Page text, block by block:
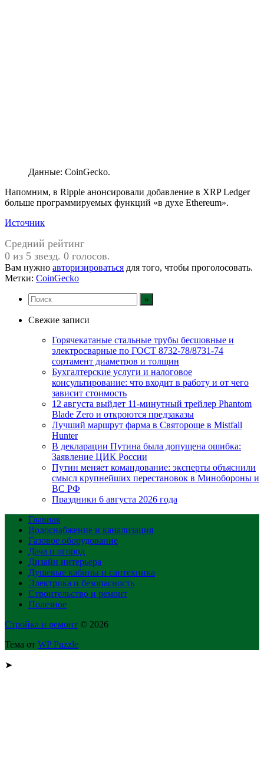
Данные: CoinGecko.
Напомним, в Ripple анонсировали добавление в XRP Ledger
больше программируемых функций «в духе Ethereum».
Источник
Средний рейтинг
0 из 5 звезд. 0 голосов.
Вам нужно авторизироваться для того, чтобы проголосовать.
Метки: CoinGecko
Свежие записи
Горячекатаные стальные трубы бесшовные и
электросварные по ГОСТ 8732-78/8731-74
сортамент диаметров и толщин
Бухгалтерские услуги и налоговое
консультирование: что входит в работу и от чего
зависит стоимость
12 августа выйдет 11-минутный трейлер Phantom
Blade Zero и откроются предзаказы
Лучший маршрут фарма в Святороще в Mistfall
Hunter
В декларации Путина была допущена ошибка:
Заявление ЦИК России
Путин меняет командование: эксперты объяснили
смысл крупнейших перестановок в Минобороны и
ВС РФ
Праздники 6 августа 2026 года
Главная
Водоснабжение и канализация
Газовое оборудование
Дача и огород
Дизайн интерьера
Душевые кабины и сантехника
Электрика и безопасность
Строительство и ремонт
Полезное
Стройка и ремонт © 2026
Тема от WP Puzzle
➤